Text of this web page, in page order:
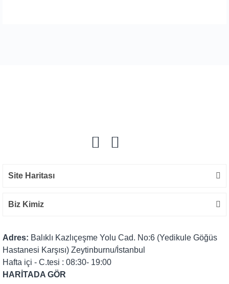
Site Haritası
Biz Kimiz
Adres: Balıklı Kazlıçeşme Yolu Cad. No:6 (Yedikule Göğüs
Hastanesi Karşısı) Zeytinburnu/İstanbul
Hafta içi - C.tesi : 08:30- 19:00
HARİTADA GÖR